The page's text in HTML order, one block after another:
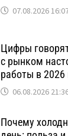
07.08.2026
Цифры
с рынком
работы в 2026
06.08.2026
Почему